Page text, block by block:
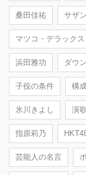
桑田佳祐 サザ
マツコ・デラックス
浜田雅功 ダウ
子役の条件 構
氷川きよし 演歌
指原莉乃
芸能人の名言